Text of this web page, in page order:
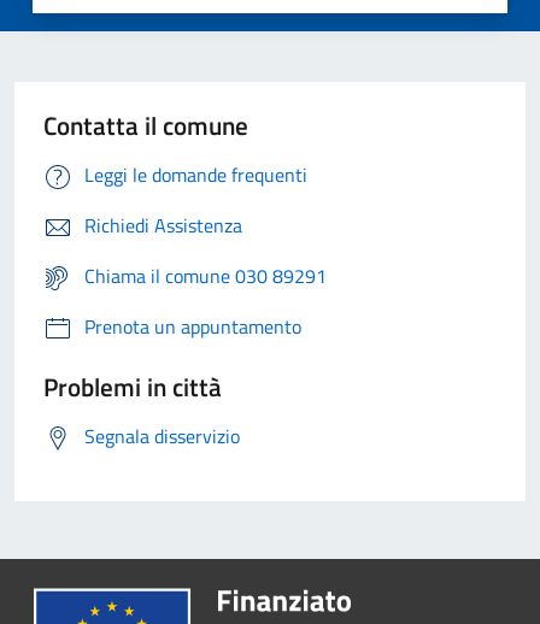
Contatta il comune
Leggi le domande frequenti
Richiedi Assistenza
Chiama il comune 030 89291
Prenota un appuntamento
Problemi in città
Segnala disservizio